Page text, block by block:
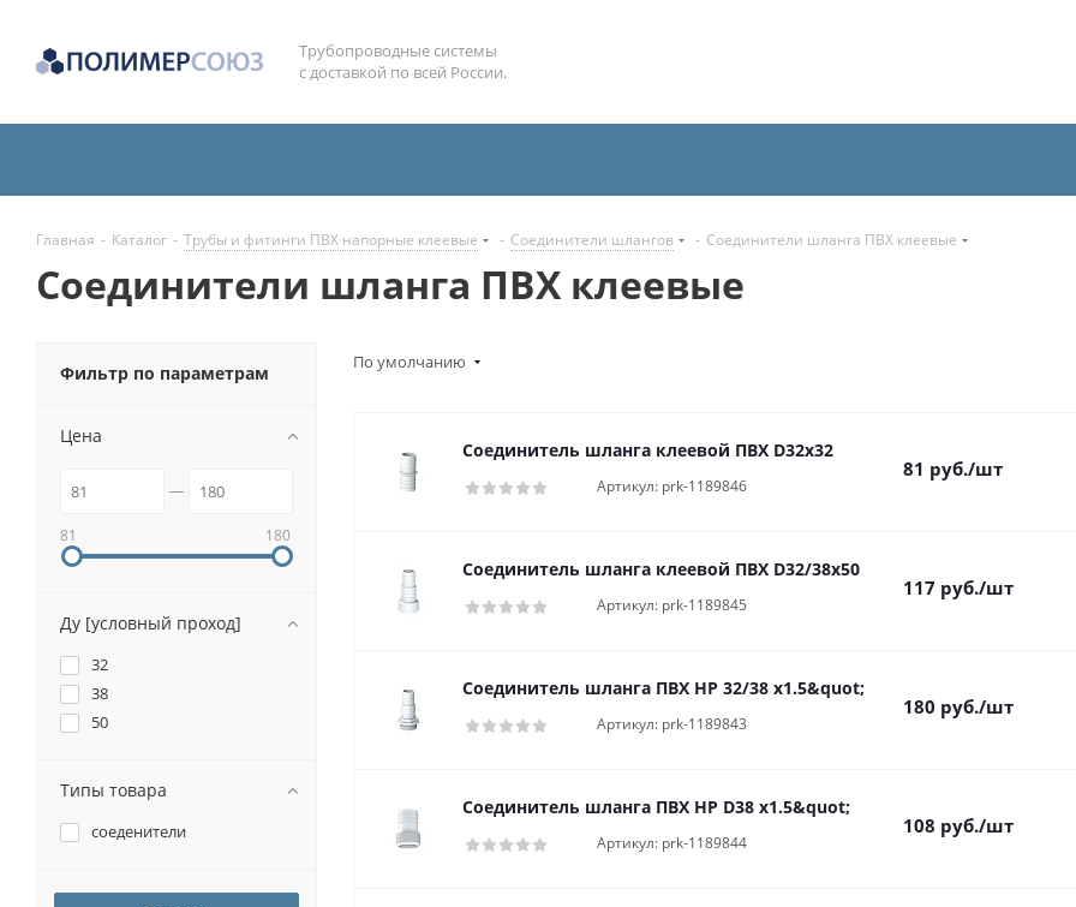
Трубопроводные системы
с доставкой по всей России.
Главная - Каталог - Трубы и фитинги ПВХ напорные клеевые - Соединители шлангов - Соединители шланга ПВХ клеевые
Соединители шланга ПВХ клеевые
По умолчанию
Соединитель шланга клеевой ПВХ D32х32
Артикул: prk-1189846
81 руб./шт
Соединитель шланга клеевой ПВХ D32/38х50
Артикул: prk-1189845
117 руб./шт
Соединитель шланга ПВХ НР 32/38 х1.5&quot;
Артикул: prk-1189843
180 руб./шт
Соединитель шланга ПВХ НР D38 х1.5&quot;
Артикул: prk-1189844
108 руб./шт
Фильтр по параметрам
Цена
81 180
Ду [условный проход]
32
38
50
Типы товара
соеденители